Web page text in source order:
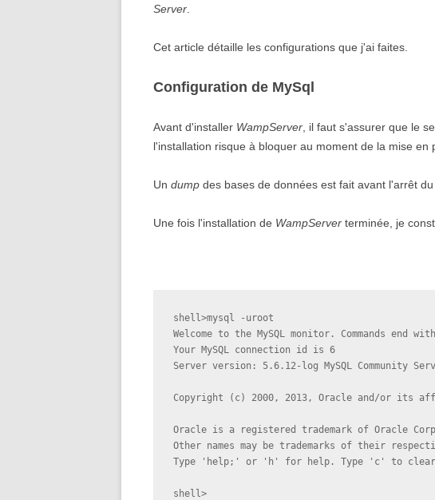
Server
Cet article détaille les configurations que j'ai faites.
Configuration de MySql
Avant d'installer WampServer , il faut s'assurer que le
l'installation risque à bloquer au moment de la mise en
Un dump des bases de données est fait avant l'arrêt
Une fois l'installation de WampServer terminée, je
shell>mysql -uroot
Welcome to the MySQL monitor. Commands end
Your MySQL connection id is 6
Server version: 5.6.12-log MySQL Community
Copyright (c) 2000, 2013, Oracle and/or its
Oracle is a registered trademark of Oracle
Other names may be trademarks of their
Type 'help;' or 'h' for help. Type 'c' to clear
shell>